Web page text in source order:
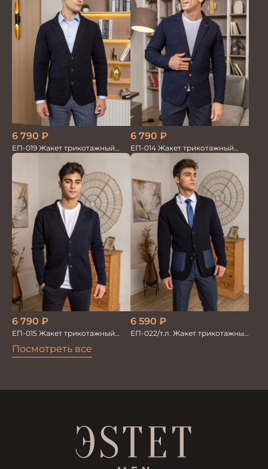
Посмотреть все
6 790 ₽
ЕП-019 Жакет трикотажный
т.синий
6 790 ₽
ЕП-014 Жакет трикотажный
т.синий петля
6 790 ₽
ЕП-015 Жакет трикотажный
т.синий
6 590 ₽
ЕП-022/т.л. Жакет трикотажный